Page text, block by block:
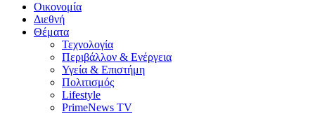
Οικονομία
Διεθνή
Θέματα
Τεχνολογία
Περιβάλλον & Ενέργεια
Υγεία & Επιστήμη
Πολιτισμός
Lifestyle
PrimeNews TV